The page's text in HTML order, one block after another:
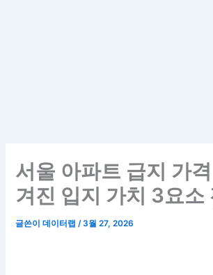
서울 아파트 급지 가
겨진 입지 가치 3요소
글쓴이데이터랩/3월 27, 2026